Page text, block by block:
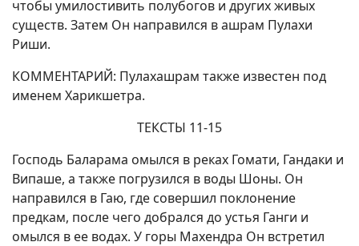
чтобы умилостивить полубогов и других живых
существ. Затем Он направился в ашрам Пулахи
Риши.
КОММЕНТАРИЙ: Пулахашрам также известен под
именем Харикшетра.
ТЕКСТЫ 11-15
Господь Баларама омылся в реках Гомати, Гандаки и
Випаше, а также погрузился в воды Шоны. Он
направился в Гаю, где совершил поклонение
предкам, после чего добрался до устья Ганги и
омылся в ее водах. У горы Махендра Он встретил